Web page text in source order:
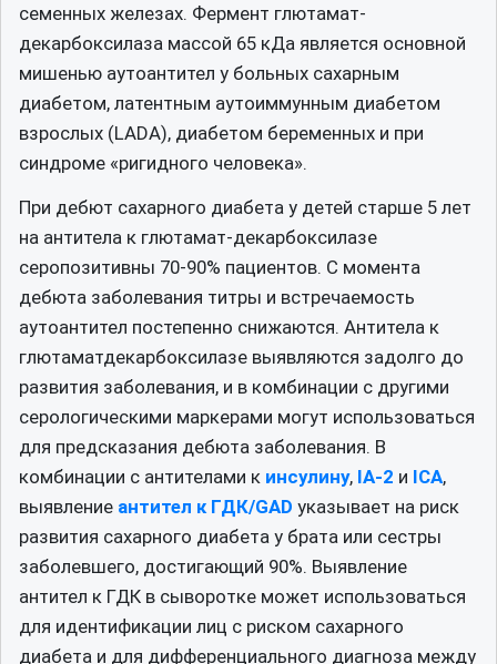
семенных железах. Фермент глютамат-
декарбоксилаза массой 65 кДа является основной
мишенью аутоантител у больных сахарным
диабетом, латентным аутоиммунным диабетом
взрослых (LADA), диабетом беременных и при
синдроме «ригидного человека».
При дебют сахарного диабета у детей старше 5 лет
на антитела к глютамат-декарбоксилазе
серопозитивны 70-90% пациентов. С момента
дебюта заболевания титры и встречаемость
аутоантител постепенно снижаются. Антитела к
глютаматдекарбоксилазе выявляются задолго до
развития заболевания, и в комбинации с другими
серологическими маркерами могут использоваться
для предсказания дебюта заболевания. В
комбинации с антителами к инсулину, IA-2 и ICA,
выявление антител к ГДК/GAD указывает на риск
развития сахарного диабета у брата или сестры
заболевшего, достигающий 90%. Выявление
антител к ГДК в сыворотке может использоваться
для идентификации лиц с риском сахарного
диабета и для дифференциального диагноза между